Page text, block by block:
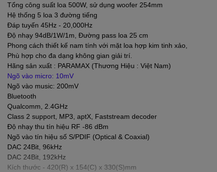
Danh giá từ những thành phần
nhỏ nhất
- Sự mới mẻ, hiện đại trong cách thể hiện âm nhạc của P-1000 là
điều mà
PARAMAX
muốn nói với Bạn về một mẫu loa chất lượng
cao.
- Ưu tiên phải kể đến hệ loa thành phần cùng bộ lọc phân tần
hoàn toàn mới của P-1000.
- Sản phẩm được thiết kế theo cấu hình 3 đường tiếng và trang
bị đến 5 loa thành phần. Với cặp tweeter nay được bố trí mặc
định hướng loa ra ngoài, và cặp squawker bên dưới đối lập có
hướng loa vào trong. Lối thiết kế này làm tăng độ phủ âm thanh
trong không gian giải trí, giúp 3 dải tần thể hiện tách bạch, ít
chồng lấn, đồng thời giảm bớt độ lớn ở dải âm trung-cao để giọng
hát trọng tâm vào dải trung-trầm nghe dày dặn, truyền cảm hơn.
- Người dùng còn có thể hiệu chỉnh hướng của dải âm cao nhờ
Tổng công suất loa 500W, sử dụng woofer 254mm
Hệ thống 5 loa 3 đường tiếng
Đáp tuyến 45Hz - 20,000Hz
Độ nhạy 94dB/1W/1m, Đường pass loa 25 cm
Phong cách thiết kế nam tính với mặt loa hợp kim tinh xảo,
Phù hợp cho đa dạng không gian giải trí.
Hãng sản xuất : PARAMAX (Thương Hiệu : Việt Nam)
Ngõ vào micro: 10mV
Ngõ vào music: 200mV
Bluetooth
Qualcomm, 2.4GHz
Class 2 support, MP3, aptX, Faststream decoder
Độ nhạy thu tín hiệu RF -86 dBm
Ngõ vào tín hiệu số S/PDIF (Optical & Coaxial)
DAC 24Bit, 96kHz
DAC 24Bit, 192kHz
Kích thước - 420(R) x 154(C) x 330(S)mm